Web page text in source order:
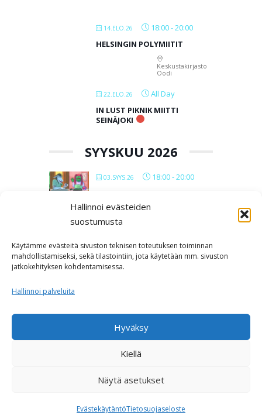
Hallinnoi evästeiden
suostumusta
Käytämme evästeitä sivuston teknisen toteutuksen toiminnan
mahdollistamiseksi, sekä tilastointiin, jota käytetään mm. sivuston
jatkokehityksen kohdentamisessa.
Hallinnoi palveluita
Hyväksy
Kiellä
Näytä asetukset
EvästekäytäntöTietosuojaseloste
14.ELO.26 18:00-20:00
HELSINGIN POLYMIITIT
Keskustakirjasto
Oodi
22.ELO.26
All Day
IN LUST PIKNIK MIITTI
SEINÄJOKI
SYYSKUU 2026
03.SYYS.26 18:00-20:00
IN LUST BAARIMIITTI
SEINÄJOKI
Copyright © 2026 Polyamoria ja monisuhteisuus